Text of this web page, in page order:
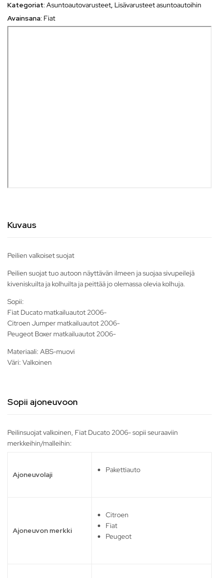
Kategoriat: Asuntoautovarusteet, Lisävarusteet asuntoautoihin
Avainsana: Fiat
Kuvaus
Peilien valkoiset suojat
Peilien suojat tuo autoon näyttävän ilmeen ja suojaa sivupeilejä
kiveniskuilta ja kolhuilta ja peittää jo olemassa olevia kolhuja.
Sopii:
Fiat Ducato matkailuautot 2006-
Citroen Jumper matkailuautot 2006-
Peugeot Boxer matkailuautot 2006-
Materiaali: ABS-muovi
Väri: Valkoinen
Sopii ajoneuvoon
Peilinsuojat valkoinen, Fiat Ducato 2006- sopii seuraaviin
merkkeihin/malleihin:
Ajoneuvolaji
Pakettiauto
Ajoneuvon merkki
Citroen
Fiat
Peugeot